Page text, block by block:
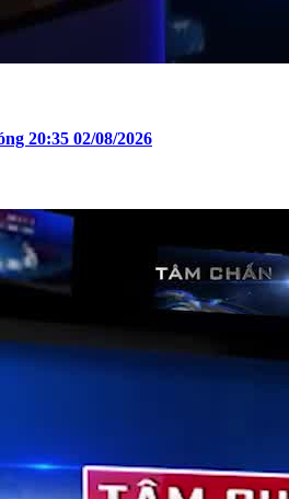
20:35 02/08/2026